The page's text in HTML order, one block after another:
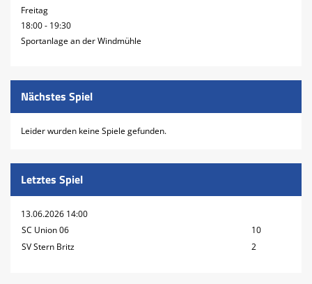
Freitag
18:00 - 19:30
Sportanlage an der Windmühle
Nächstes Spiel
Leider wurden keine Spiele gefunden.
Letztes Spiel
13.06.2026 14:00
SC Union 06
10
SV Stern Britz
2